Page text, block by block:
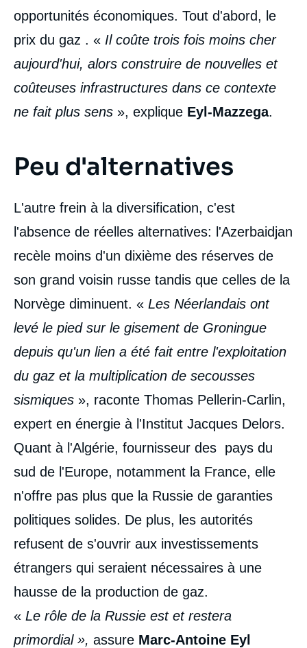
opportunités économiques. Tout d'abord, le
prix du gaz . « Il coûte trois fois moins cher
aujourd'hui, alors construire de nouvelles et
coûteuses infrastructures dans ce contexte
ne fait plus sens », explique Eyl-Mazzega.
Peu d'alternatives
L'autre frein à la diversification, c'est
l'absence de réelles alternatives: l'Azerbaidjan
recèle moins d'un dixième des réserves de
son grand voisin russe tandis que celles de la
Norvège diminuent. « Les Néerlandais ont
levé le pied sur le gisement de Groningue
depuis qu'un lien a été fait entre l'exploitation
du gaz et la multiplication de secousses
sismiques », raconte Thomas Pellerin-Carlin,
expert en énergie à l'Institut Jacques Delors.
Quant à l'Algérie, fournisseur des pays du
sud de l'Europe, notamment la France, elle
n'offre pas plus que la Russie de garanties
politiques solides. De plus, les autorités
refusent de s'ouvrir aux investissements
étrangers qui seraient nécessaires à une
hausse de la production de gaz.
« Le rôle de la Russie est et restera
primordial », assure Marc-Antoine Eyl